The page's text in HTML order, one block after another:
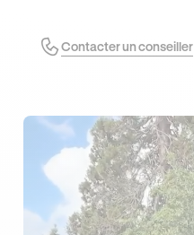
J'EN PROFITE !Contacter un conseiller